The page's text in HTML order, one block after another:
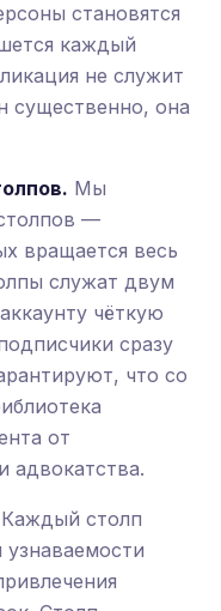
становятся
каждый
не служит
существенно, она
Мы
—
вращается весь
служат двум
чёткую
сразу
что со
от
адвокатства.
Каждый столп